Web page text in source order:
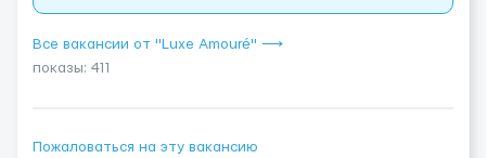
Все вакансии от "Luxe Amouré" ⟶
показы: 411
Пожаловаться на эту вакансию